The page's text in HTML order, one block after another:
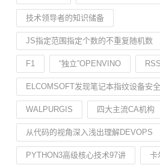
技术领导者的知识储备
JS指定范围指定个数的不重复随机数
F1 “独立”OPENVINO RSS
ELCOMSOFT发现笔记本指纹设备安
WALPURGIS 四大主流CA机构
从代码的视角深入浅出理解DEVOPS
PYTHON3高级核心技术97讲 卡